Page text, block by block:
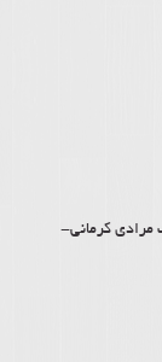
مرادی کرمانی-